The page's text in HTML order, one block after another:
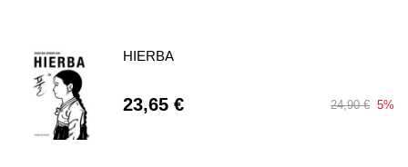
HIERBA
23,65 € 24,90 € 5%